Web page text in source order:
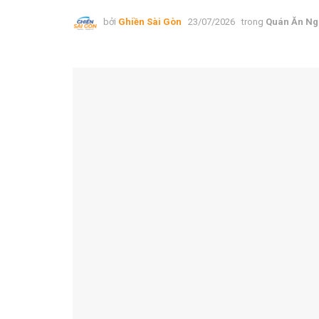
bởi Ghiền Sài Gòn 23/07/2026 trong Quán Ăn